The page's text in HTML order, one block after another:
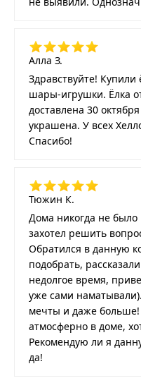
Алла З.
Здравствуйте!
шары-игрушки. Ёлка
доставлена 30
украшена. У всех
Спасибо!
Тюжин К.
Дома никогда не было
захотел решить
Обратился в данную
подобрать,
недолгое время,
уже сами
мечты и даже больше!
атмосферно в доме,
Рекомендую ли я
да!